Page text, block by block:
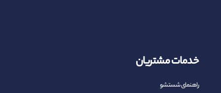
خدمات مشتریان
راهنمای شستشو